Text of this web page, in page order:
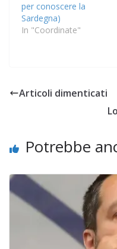
per conoscere la
Sardegna)
In "Coordinate"
Articoli dimenticati
Potrebbe